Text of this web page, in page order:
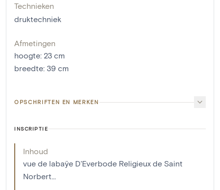
Technieken
druktechniek
Afmetingen
hoogte: 23 cm
breedte: 39 cm
OPSCHRIFTEN EN MERKEN
INSCRIPTIE
Inhoud
vue de labaÿe D'Everbode Religieux de Saint
Norbert...